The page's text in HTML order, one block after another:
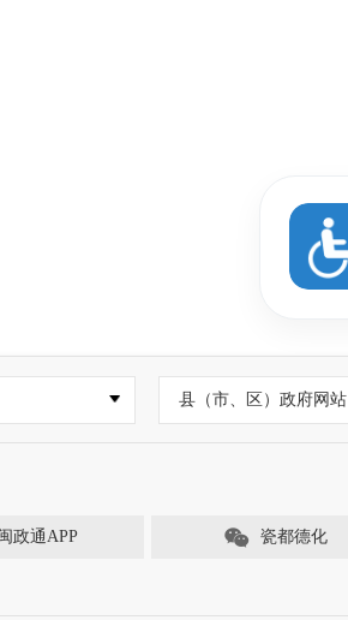
县（市、区）政府网站
政通APP 瓷都德化